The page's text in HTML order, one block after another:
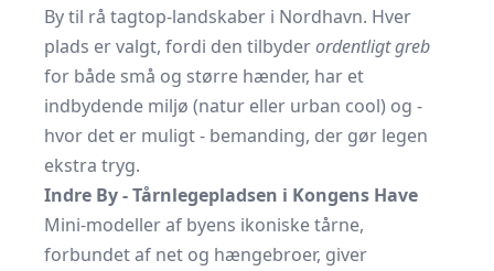
By til rå tagtop-landskaber i Nordhavn. Hver
plads er valgt, fordi den tilbyderordentligt greb
for både små og større hænder, har et
indbydende miljø (natur eller urban cool) og -
hvor det er muligt - bemanding, der gør legen
ekstra tryg.
Indre By - Tårnlegepladsen i Kongens Have
Mini-modeller af byens ikoniske tårne,
forbundet af net og hængebroer, giver